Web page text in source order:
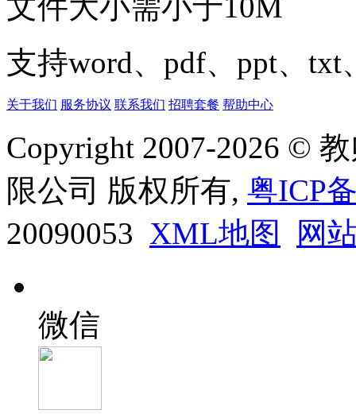
支持word、pdf、ppt、txt
关于我们 服务协议 联系我们 招聘套餐 帮助中心
Copyright 2007-2026 ©
限公司 版权所有, 粤ICP
20090053 XML地图 网
微信